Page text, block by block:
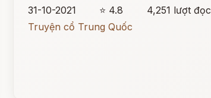
31-10-2021
⭐ 4.8
4,251 lượt đọc
Truyện cổ Trung Quốc